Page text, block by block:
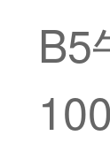
B5